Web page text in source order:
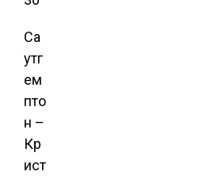
Са
утг
ем
пто
н –
Кр
ист